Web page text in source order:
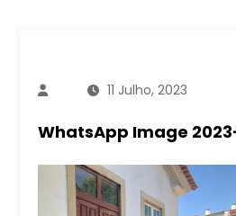
11 Julho, 2023
WhatsApp Image